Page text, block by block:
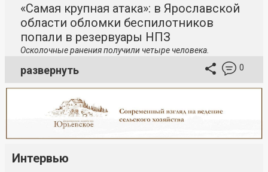
«Самая крупная атака»: в Ярославской
области обломки беспилотников
попали в резервуары НПЗ
Осколочные ранения получили четыре человека.
развернуть 0
Интервью